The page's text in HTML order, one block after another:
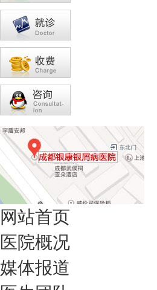
网站首页
医院概况
媒体报道